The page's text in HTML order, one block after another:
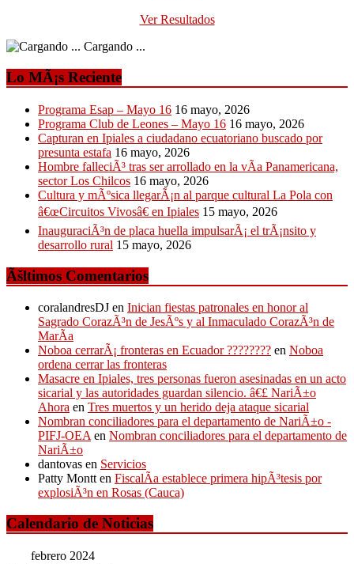
Ver Resultados
Cargando ...
Lo MÃ¡s Reciente
Programa Esap – Mayo 16 16 mayo, 2026
Programa Club de Leones – Mayo 16 16 mayo, 2026
Capturan en Ipiales a ciudadano ecuatoriano buscado por
presunta estafa 16 mayo, 2026
Hombre falleciÃ³ tras ser arrollado en la vÃ­a Panamericana,
sector Los Chilcos 16 mayo, 2026
Cultura y mÃºsica llegarÃ¡n al parque cultural La Pola con
â€œCircuitos Vivosâ€ en Ipiales 15 mayo, 2026
InauguraciÃ³n de placa huella impulsarÃ¡ el trÃ¡nsito y
desarrollo rural 15 mayo, 2026
Ãšltimos Comentarios
coralandresDJ en Inician fiestas patronales en honor al
Sagrado CorazÃ³n de JesÃºs y al Inmaculado CorazÃ³n de
MarÃ­a
Noboa cerrarÃ¡ fronteras en Ecuador ???????? en Noboa
ordena cerrar las fronteras
Masacre en Ipiales, tres personas fueron asesinadas en un acto
sicarial y las autoridades guardan silencio. â€£ NariÃ±o
Ahora en Tres muertos y un herido deja ataque sicarial
Nombran conciliadores para el departamento de NariÃ±o -
PIFJ-OEA en Nombran conciliadores para el departamento de
NariÃ±o
dantovas en Servicios
Patty Montt en FiscalÃ­a establece primera hipÃ³tesis por
explosiÃ³n en Rosas (Cauca)
Calendario de Noticias
febrero 2024